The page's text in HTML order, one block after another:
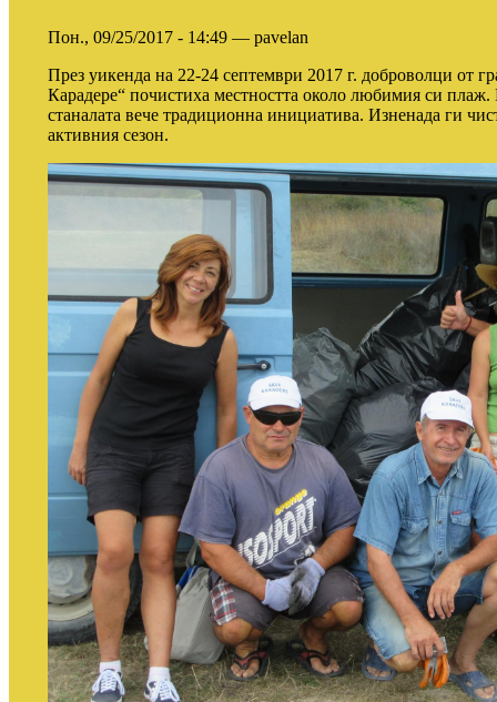
Пон., 09/25/2017 - 14:49 — pavelan
През уикенда на 22-24 септември 2017 г. доброволци от
Карадере“ почистиха местността около любимия си
станалата вече традиционна инициатива. Изненада ги
активния сезон.